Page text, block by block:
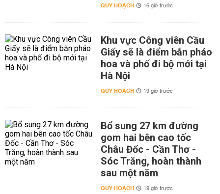
QUY HOẠCH 16 giờ trước
Khu vực Công viên Cầu
Giấy sẽ là điểm bắn pháo
hoa và phố đi bộ mới tại
Hà Nội
QUY HOẠCH 19 giờ trước
Bổ sung 27 km đường
gom hai bên cao tốc
Châu Đốc - Cần Thơ -
Sóc Trăng, hoàn thành
sau một năm
QUY HOẠCH 19 giờ trước